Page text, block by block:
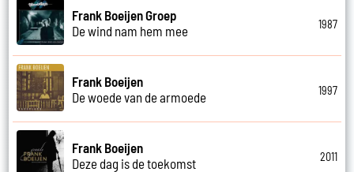
Frank Boeijen Groep
De wind nam hem mee
1987
Frank Boeijen
De woede van de armoede
1997
Frank Boeijen
Deze dag is de toekomst
2011